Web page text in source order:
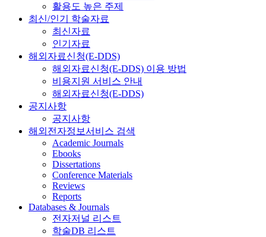
활용도 높은 주제
최신/인기 학술자료
최신자료
인기자료
해외자료신청(E-DDS)
해외자료신청(E-DDS) 이용 방법
비용지원 서비스 안내
해외자료신청(E-DDS)
공지사항
공지사항
해외전자정보서비스 검색
Academic Journals
Ebooks
Dissertations
Conference Materials
Reviews
Reports
Databases & Journals
전자저널 리스트
학술DB 리스트